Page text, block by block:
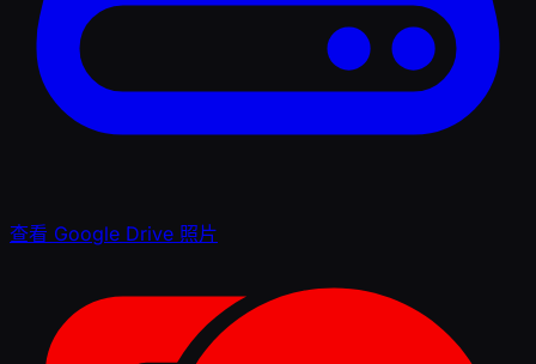
查看 Google Drive 照片